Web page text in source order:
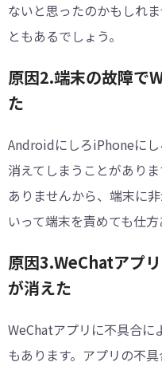
ないと思ったのかもしれ
ともあるでしょう。
原因2.端末の故障で
た
AndroidにしろiPhoneに
消えてしまうことがあり
ありませんから、端末に
いって端末を責めても仕方
原因3.WeChatアプ
が消えた
WeChatアプリに不具合に
もあります。アプリの不